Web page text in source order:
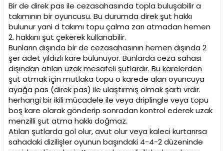
Bir de direk pas ile cezasahasında topla buluşabilir a
takımının bir oyuncusu. Bu durumda direk şut hakkı
bulunur yani d takımı topu çalma zarı atmadan hemen
2. hakkını şut çekerek kullanabilir.
Bunların dışında bir de cezasahasının hemen dışında 2
şer adet yıldızlı kare bulunuyor. Bunlarda ceza sahası
dışından atılan uzak mesafeli şutlardır. Bu karelerden
şut atmak için mutlaka topu o karede alan oyuncuya
ayağa pas (direk pas) ile ulaştırmış olmak şartı vrdır.
herhangi bir ikili mücadele ile veya driplingle veya topu
boş kare olarak gönderip sonradan kontrol ederek uzak
menzilli şut atma hakkı doğmaz.
Atılan şutlarda gol olur, avut olur veya kaleci kurtarırsa
sahadaki dizilişler oyunun başındaki 4-4-2 düzeninde